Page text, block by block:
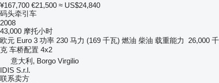
¥167,700 €21,500 ≈ US$24,840
码头牵引车
2008
43,000 摩托小时
欧元 Euro 3 功率 230 马力 (169 千瓦) 燃油 柴油 载重能力
26,000 千
克 车桥配置 4x2
意大利, Borgo Virgilio
IDIS S.r.l.
联系卖方